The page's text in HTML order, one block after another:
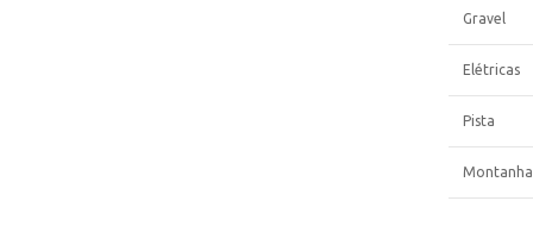
Gravel
Elétricas
Pista
Montanha